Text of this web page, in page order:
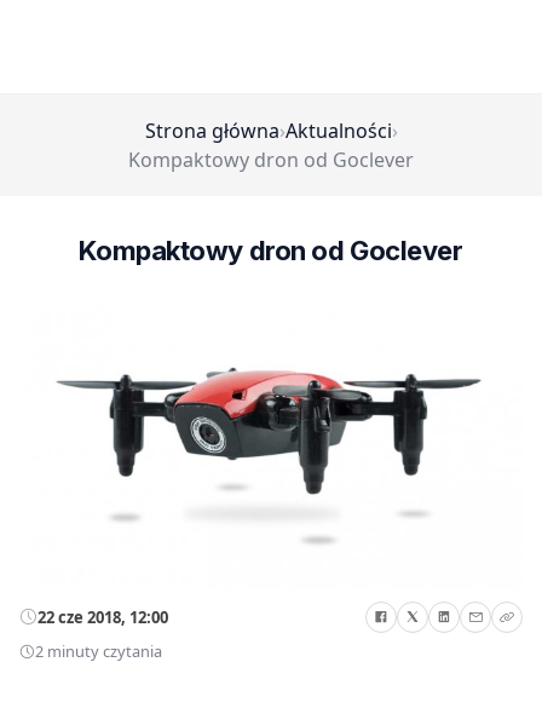
Strona główna›Aktualności›
Kompaktowy dron od Goclever
Kompaktowy dron od Goclever
22 cze 2018, 12:00
2 minuty czytania